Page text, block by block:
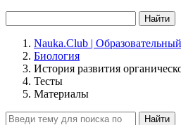
Найти
Nauka.Club |
Биология
История развития
Тесты
Материалы
Найти